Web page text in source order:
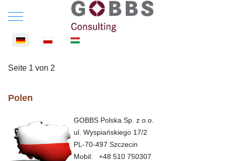
Mobile Menu Toggle
Sprache auswählen
Seite 1 von 2
Polen
GOBBS Polska Sp. z o.o.
ul. Wyspiańskiego 17/2
PL-70-497 Szczecin
Mobil: +48 510 750307